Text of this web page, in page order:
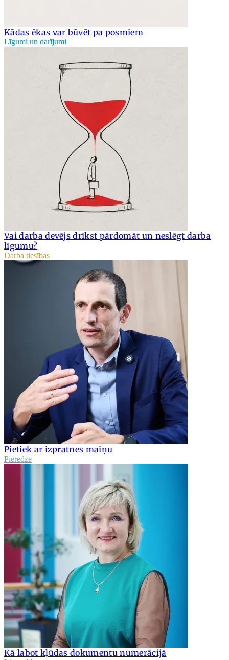
Kādas ēkas var būvēt pa posmiem
Līgumi un darījumi
Vai darba devējs drīkst pārdomāt un neslēgt darba
līgumu?
Darba tiesības
Pietiek ar izpratnes maiņu
Pieredze
Kā labot kļūdas dokumentu numerācijā